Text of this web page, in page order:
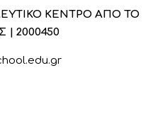
ΚΕΝΤΡΟ ΑΠΟ ΤΟ
| 2000450